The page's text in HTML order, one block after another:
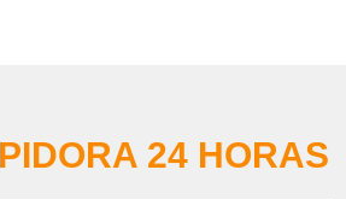
24 HORAS